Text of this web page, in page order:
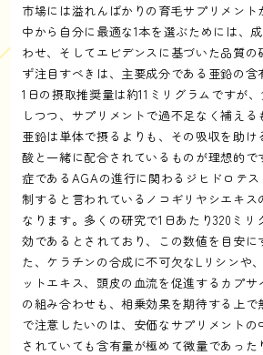
市場には溢れんばかりの育毛サプリメント
中から自分に最適な1本を選ぶためには、
わせ、そしてエビデンスに基づいた品質の
ず注目すべきは、主要成分である亜鉛の含
1日の摂取推奨量は約11ミリグラムですが
しつつ、サプリメントで過不足なく補える
亜鉛は単体で摂るよりも、その吸収を助け
酸と一緒に配合されているものが理想的で
症であるAGAの進行に関わるジヒドロテ
制すると言われているノコギリヤシエキス
なります。多くの研究で1日あたり320ミ
効であるとされており、この数値を目安に
た、ケラチンの合成に不可欠なLリシンや
ットエキス、頭皮の血流を促進するカプ
の組み合わせも、相乗効果を期待する上で
で注意したいのは、安価なサプリメント
されていても含有量が極めて微量であっ